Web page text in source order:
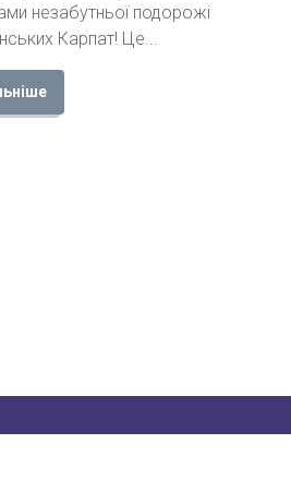
незабутньої подорожі
Карпат! Це...